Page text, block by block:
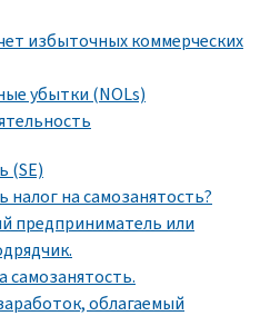
избыточных коммерческих
убытки (NOLs)
(SE)
на самозанятость?
предприниматель или
самозанятость.
облагаемый